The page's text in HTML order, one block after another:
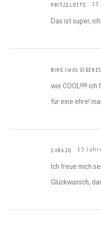
PRITZELOTTE 15
Das ist super,
BINE {WAS
wie COOL!!!!!
für eine ehre!
CARAJO 15
Ich freue mich
Glückwunsch,